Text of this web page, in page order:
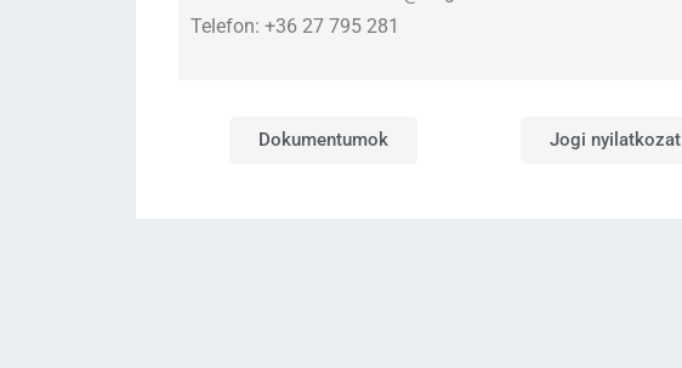
Telefon: +36 27 795 281
Dokumentumok Jogi nyilatkozat